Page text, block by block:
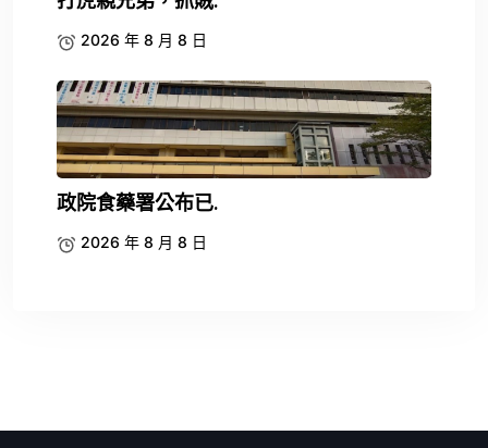
2026 年 8 月 8 日
政院食藥署公布已.
2026 年 8 月 8 日